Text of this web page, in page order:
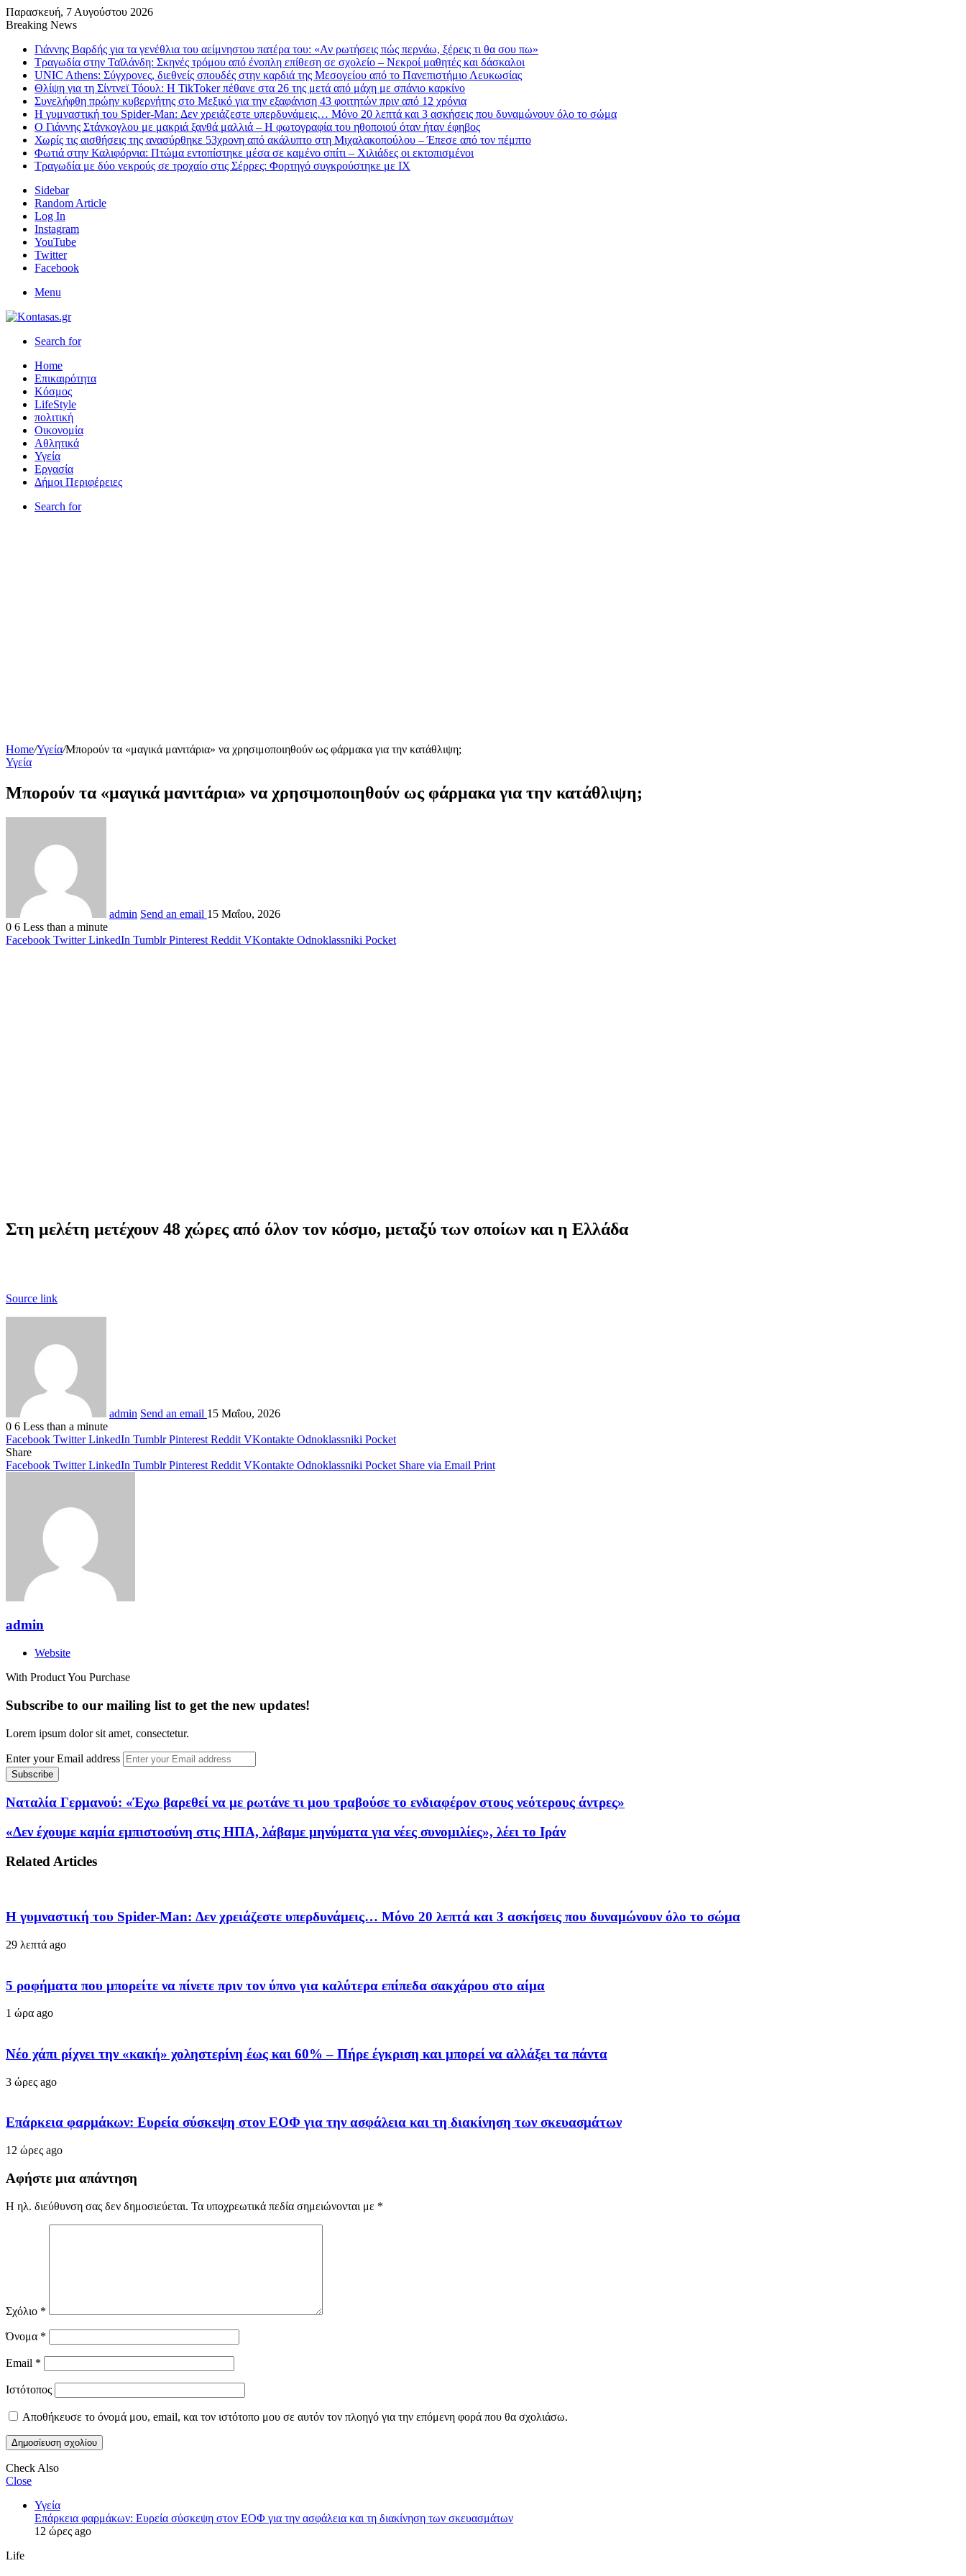
Παρασκευή, 7 Αυγούστου 2026
Breaking News
Γιάννης Βαρδής για τα γενέθλια του αείμνηστου πατέρα του: «Αν ρωτήσεις πώς περνάω, ξέρεις τι θα σου πω»
Τραγωδία στην Ταϊλάνδη: Σκηνές τρόμου από ένοπλη επίθεση σε σχολείο – Νεκροί μαθητές και δάσκαλοι
UNIC Athens: Σύγχρονες, διεθνείς σπουδές στην καρδιά της Μεσογείου από το Πανεπιστήμιο Λευκωσίας
Θλίψη για τη Σίντνεϊ Τόουλ: Η TikToker πέθανε στα 26 της μετά από μάχη με σπάνιο καρκίνο
Συνελήφθη πρώην κυβερνήτης στο Μεξικό για την εξαφάνιση 43 φοιτητών πριν από 12 χρόνια
Η γυμναστική του Spider-Man: Δεν χρειάζεστε υπερδυνάμεις… Μόνο 20 λεπτά και 3 ασκήσεις που δυναμώνουν όλο το σώμα
Ο Γιάννης Στάνκογλου με μακριά ξανθά μαλλιά – Η φωτογραφία του ηθοποιού όταν ήταν έφηβος
Χωρίς τις αισθήσεις της ανασύρθηκε 53χρονη από ακάλυπτο στη Μιχαλακοπούλου – Έπεσε από τον πέμπτο
Φωτιά στην Καλιφόρνια: Πτώμα εντοπίστηκε μέσα σε καμένο σπίτι – Χιλιάδες οι εκτοπισμένοι
Τραγωδία με δύο νεκρούς σε τροχαίο στις Σέρρες: Φορτηγό συγκρούστηκε με ΙΧ
Sidebar
Random Article
Log In
Instagram
YouTube
Twitter
Facebook
Menu
Search for
Home
Επικαιρότητα
Κόσμος
LifeStyle
πολιτική
Οικονομία
Αθλητικά
Υγεία
Εργασία
Δήμοι Περιφέρειες
Search for
Home/Υγεία/Μπορούν τα «μαγικά μανιτάρια» να χρησιμοποιηθούν ως φάρμακα για την κατάθλιψη;
Υγεία
Μπορούν τα «μαγικά μανιτάρια» να χρησιμοποιηθούν ως φάρμακα για την κατάθλιψη;
admin Send an email 15 Μαΐου, 2026
0 6 Less than a minute
Facebook Twitter LinkedIn Tumblr Pinterest Reddit VKontakte Odnoklassniki Pocket
Στη μελέτη μετέχουν 48 χώρες από όλον τον κόσμο, μεταξύ των οποίων και η Ελλάδα
Source link
admin Send an email 15 Μαΐου, 2026
0 6 Less than a minute
Facebook Twitter LinkedIn Tumblr Pinterest Reddit VKontakte Odnoklassniki Pocket
Share
Facebook Twitter LinkedIn Tumblr Pinterest Reddit VKontakte Odnoklassniki Pocket Share via Email Print
admin
Website
With Product You Purchase
Subscribe to our mailing list to get the new updates!
Lorem ipsum dolor sit amet, consectetur.
Enter your Email address
Ναταλία Γερμανού: «Έχω βαρεθεί να με ρωτάνε τι μου τραβούσε το ενδιαφέρον στους νεότερους άντρες»
«Δεν έχουμε καμία εμπιστοσύνη στις ΗΠΑ, λάβαμε μηνύματα για νέες συνομιλίες», λέει το Ιράν
Related Articles
Η γυμναστική του Spider-Man: Δεν χρειάζεστε υπερδυνάμεις… Μόνο 20 λεπτά και 3 ασκήσεις που δυναμώνουν όλο το σώμα
29 λεπτά ago
5 ροφήματα που μπορείτε να πίνετε πριν τον ύπνο για καλύτερα επίπεδα σακχάρου στο αίμα
1 ώρα ago
Νέο χάπι ρίχνει την «κακή» χοληστερίνη έως και 60% – Πήρε έγκριση και μπορεί να αλλάξει τα πάντα
3 ώρες ago
Επάρκεια φαρμάκων: Ευρεία σύσκεψη στον ΕΟΦ για την ασφάλεια και τη διακίνηση των σκευασμάτων
12 ώρες ago
Αφήστε μια απάντηση
Η ηλ. διεύθυνση σας δεν δημοσιεύεται. Τα υποχρεωτικά πεδία σημειώνονται με *
Σχόλιο *
Όνομα *
Email *
Ιστότοπος
Αποθήκευσε το όνομά μου, email, και τον ιστότοπο μου σε αυτόν τον πλοηγό για την επόμενη φορά που θα σχολιάσω.
Check Also
Close
Υγεία
Επάρκεια φαρμάκων: Ευρεία σύσκεψη στον ΕΟΦ για την ασφάλεια και τη διακίνηση των σκευασμάτων
12 ώρες ago
Life